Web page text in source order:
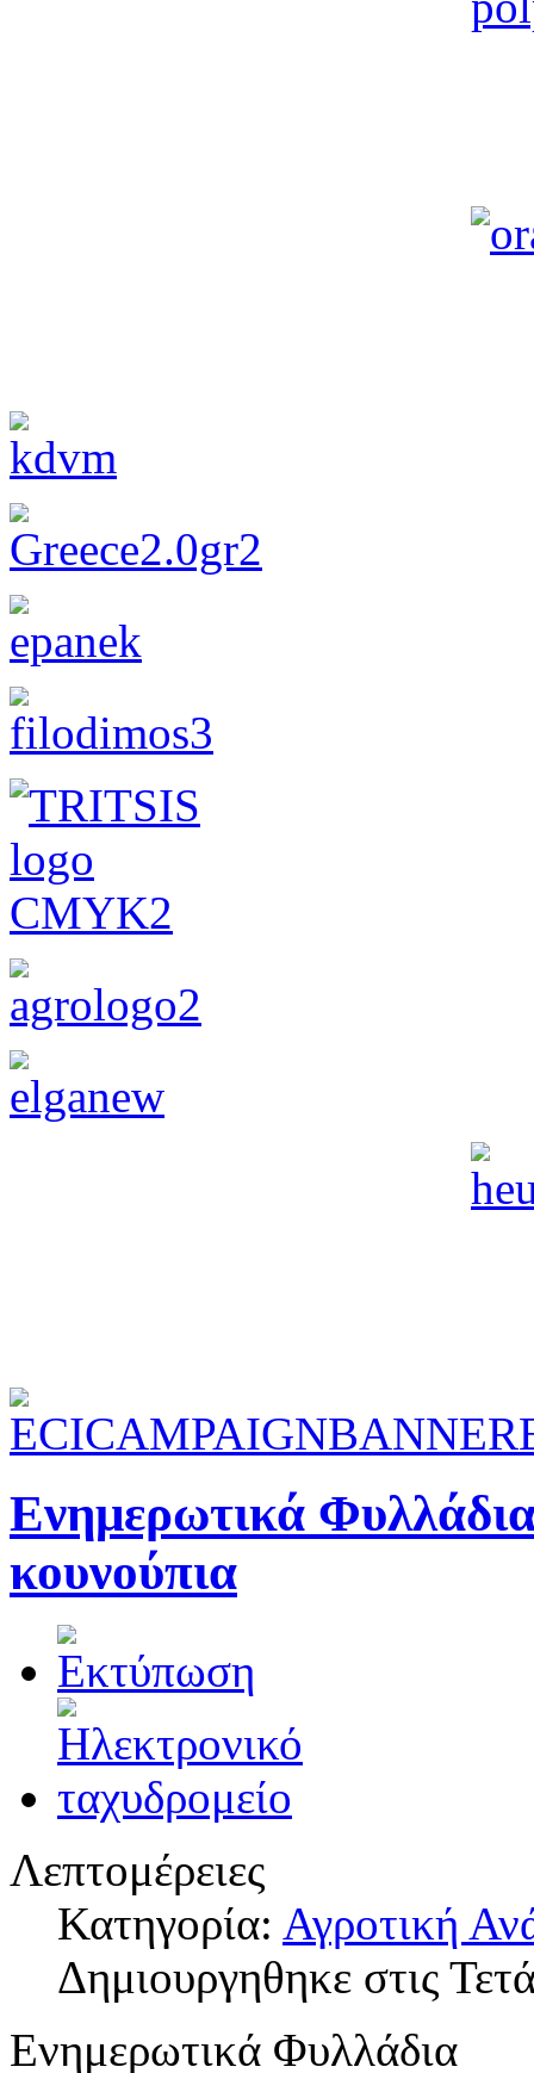
Ενημερωτικά
κουνούπια
Λεπτομέρειες
Κατηγορία: Αγροτική
Δημιουργηθηκε στις
Ενημερωτικά Φυλλάδια